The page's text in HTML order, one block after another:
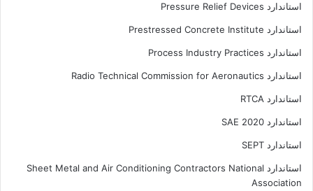
استاندارد Pressure Relief Devices
استاندارد Prestressed Concrete Institute
استاندارد Process Industry Practices
استاندارد Radio Technical Commission for Aeronautics
استاندارد RTCA
استاندارد SAE 2020
استاندارد SEPT
استاندارد Sheet Metal and Air Conditioning Contractors National
Association